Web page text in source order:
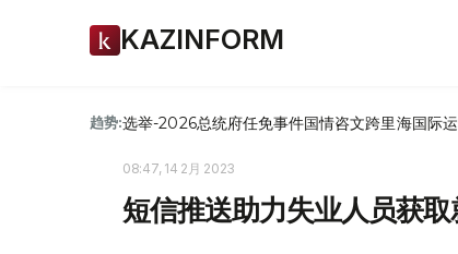
KAZINFORM
趋势:选举-2026总统府任免事件国情咨文跨里海国际
08:47, 14 2月 2023
短信推送助力失业人员获